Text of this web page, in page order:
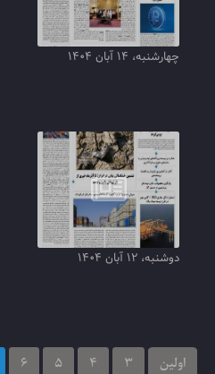
چهارشنبه، ۱۴ آبان ۱۴۰۴
دوشنبه، ۱۲ آبان ۱۴۰۴
اولین 3
4
5
6